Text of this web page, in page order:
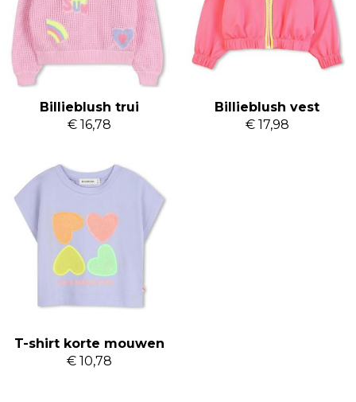
Billieblush trui
€ 16,78
Billieblush vest
€ 17,98
T-shirt korte mouwen
€ 10,78